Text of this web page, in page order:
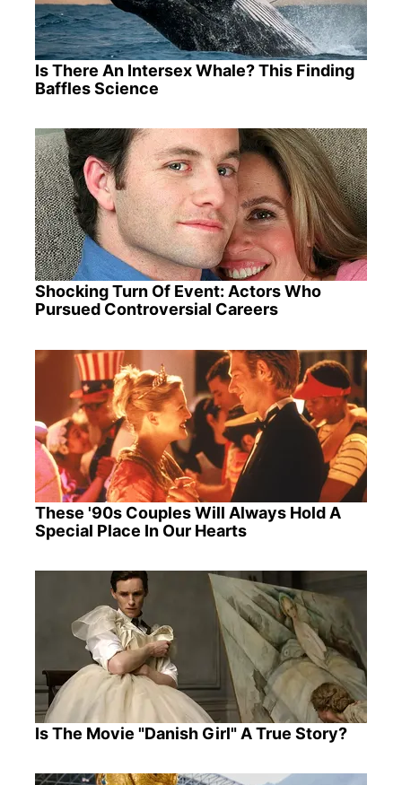
Is There An Intersex Whale? This Finding
Baffles Science
Shocking Turn Of Event: Actors Who
Pursued Controversial Careers
These '90s Couples Will Always Hold A
Special Place In Our Hearts
Is The Movie "Danish Girl" A True Story?